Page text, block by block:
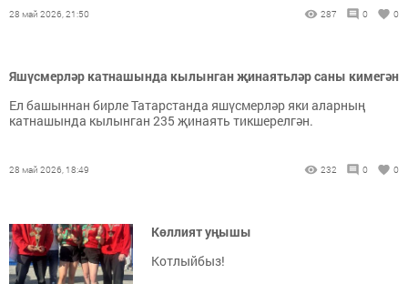
28 май 2026, 21:50 287 0 0
Яшүсмерләр катнашында кылынган җинаятьләр саны кимегән
Ел башыннан бирле Татарстанда яшүсмерләр яки аларның
катнашында кылынган 235 җинаять тикшерелгән.
28 май 2026, 18:49 232 0 0
Көллият уңышы
Котлыйбыз!